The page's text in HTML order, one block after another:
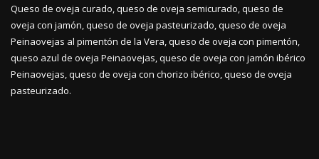
Queso de oveja curado, queso de oveja semicurado, queso de
oveja con jamón, queso de oveja pasteurizado, queso de oveja
Peinaovejas al pimentón de la Vera, queso de oveja con pimentón,
queso azul de oveja Peinaovejas, queso de oveja con jamón ibérico
Peinaovejas, queso de oveja con chorizo ibérico, queso de oveja
pasteurizado.